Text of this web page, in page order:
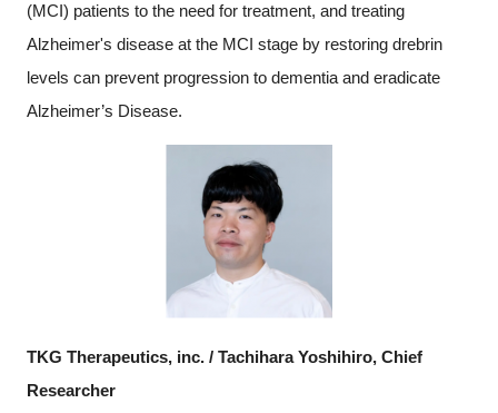
(MCI) patients to the need for treatment, and treating
Alzheimer's disease at the MCI stage by restoring drebrin
levels can prevent progression to dementia and eradicate
Alzheimer’s Disease.
TKG Therapeutics, inc. / Tachihara Yoshihiro, Chief
Researcher